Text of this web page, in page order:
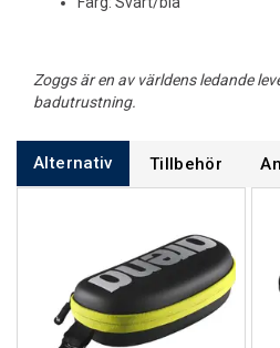
Zoggs är en av världens ledande
badutrustning.
Alternativ Tillbehör